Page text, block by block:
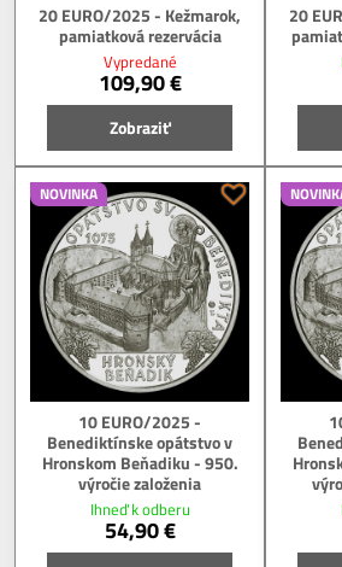
20 EURO/2025 - Kežmarok,
pamiatková rezervácia
Vypredané
109,90 €
Zobraziť
20
NOVINKA
10 EURO/2025 -
Benediktínske opátstvo v
Hronskom Beňadiku - 950.
výročie založenia
Ihneď k odberu
54,90 €